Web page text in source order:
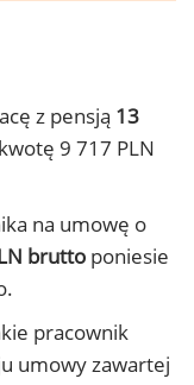
z pensją 13
9 717 PLN
na umowę o
brutto poniesie
pracownik
umowy zawartej